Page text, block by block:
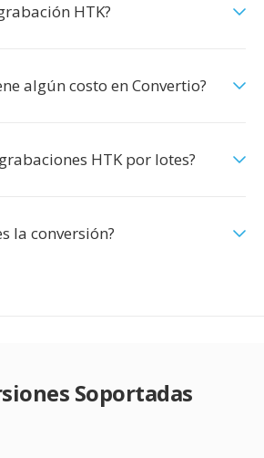
HTK?
algún costo en Convertio?
HTK por lotes?
la conversión?
Soportadas